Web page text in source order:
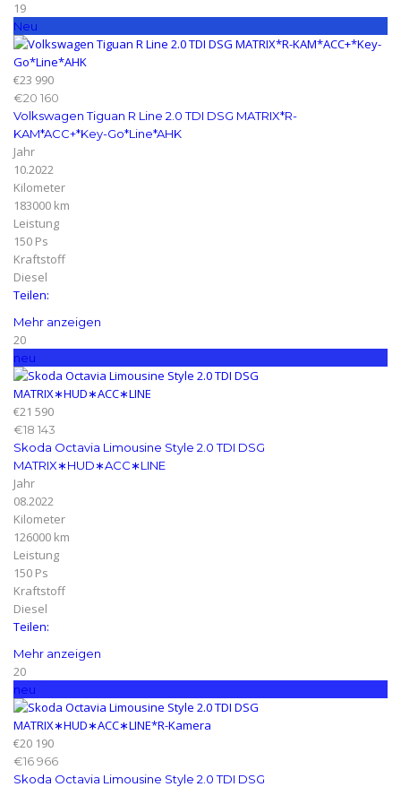
19
Neu
€23 990
€20 160
Volkswagen Tiguan R Line 2.0 TDI DSG MATRIX*R-
KAM*ACC+*Key-Go*Line*AHK
Jahr
10.2022
Kilometer
183000 km
Leistung
150 Ps
Kraftstoff
Diesel
Teilen:
Mehr anzeigen
20
neu
€21 590
€18 143
Skoda Octavia Limousine Style 2.0 TDI DSG
MATRIX∗HUD∗ACC∗LINE
Jahr
08.2022
Kilometer
126000 km
Leistung
150 Ps
Kraftstoff
Diesel
Teilen:
Mehr anzeigen
20
neu
€20 190
€16 966
Skoda Octavia Limousine Style 2.0 TDI DSG